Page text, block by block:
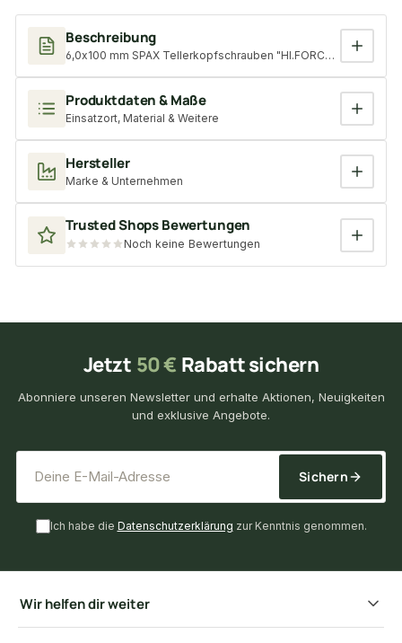
Beschreibung
6,0x100 mm SPAX Tellerkopfschrauben "HI.FORCE", T-Star
Produktdaten & Maße
Einsatzort, Material & Weitere
Hersteller
Marke & Unternehmen
Trusted Shops Bewertungen
Noch keine Bewertungen
Jetzt 50 € Rabatt sichern
Abonniere unseren Newsletter und erhalte Aktionen, Neuigkeiten
und exklusive Angebote.
Sichern
Ich habe die Datenschutzerklärung zur Kenntnis genommen.
Wir helfen dir weiter